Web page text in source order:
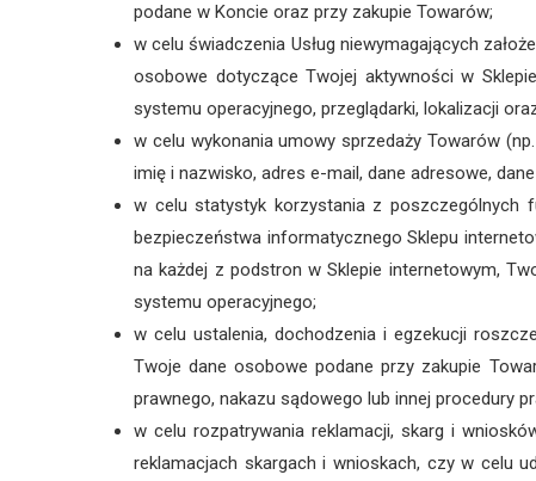
podane w Koncie oraz przy zakupie Towarów;
w celu świadczenia Usług niewymagających
osobowe dotyczące Twojej aktywności w
systemu operacyjnego, przeglądarki, lokalizacji
w celu wykonania umowy sprzedaży Towarów
imię i nazwisko, adres e-mail, dane adresowe,
w celu statystyk korzystania z poszczególnych
bezpieczeństwa informatycznego Sklepu
na każdej z podstron w Sklepie internetowym,
systemu operacyjnego;
w celu ustalenia, dochodzenia i egzekucji
Twoje dane osobowe podane przy zakupie
prawnego, nakazu sądowego lub innej procedury
w celu rozpatrywania reklamacji, skarg i
reklamacjach skargach i wnioskach, czy w celu